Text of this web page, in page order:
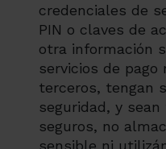
credenciales de
PIN o claves de
otra información
servicios de pago
terceros, tengan
seguridad, y
seguros, no
sensible ni